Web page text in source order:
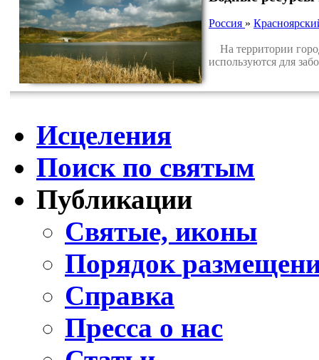
Россия »
На территории
используются для
Исцеления
Поиск по святым
Публикации
Святые, иконы
Порядок
Справка
Пресса о нас